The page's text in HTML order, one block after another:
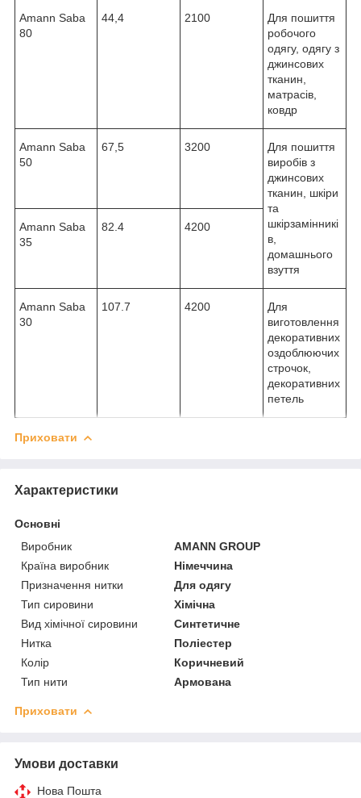
Amann Saba
80
44,4 2100
Для пошиття
робочого
одягу, одягу з
джинсових
тканин,
матрасів,
ковдр
Amann Saba
50
67,5 3200
Для пошиття
виробів з
джинсових
тканин, шкіри
та
шкірзамінникі
в,
домашнього
взуття
Amann Saba
35
82.4 4200
Amann Saba
30
107.7 4200
Для
виготовлення
декоративних
оздоблюючих
строчок,
декоративних
петель
Приховати
Характеристики
Основні
Виробник
AMANN GROUP
Країна виробник
Німеччина
Призначення нитки
Для одягу
Тип сировини
Хімічна
Вид хімічної сировини
Синтетичне
Нитка
Поліестер
Колір
Коричневий
Тип нити
Армована
Приховати
Умови доставки
Нова Пошта